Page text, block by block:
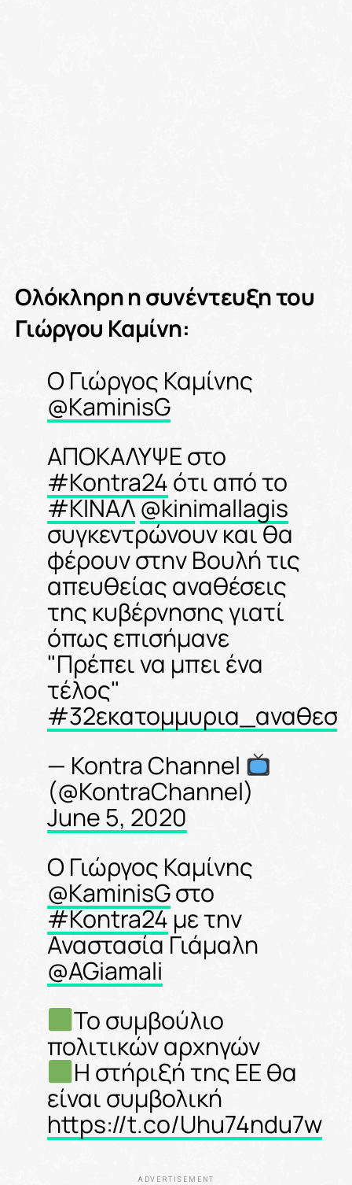
Ολόκληρη η συνέντευξη του
Γιώργου Καμίνη:
Ο Γιώργος Καμίνης
@KaminisG
ΑΠΟΚΑΛΥΨΕ στο
#Kontra24ότι από το
#ΚΙΝΑΛ@kinimallagis
συγκεντρώνουν και θα
φέρουν στην Βουλή τις
απευθείας αναθέσεις
της κυβέρνησης γιατί
όπως επισήμανε
"Πρέπει να μπει ένα
τέλος"
#32εκατομμυρια_αναθεση
— Kontra Channel
(@KontraChannel)
June 5, 2020
Ο Γιώργος Καμίνης
@KaminisGστο
#Kontra24με την
Αναστασία Γιάμαλη
@AGiamali
Το συμβούλιο
πολιτικών αρχηγών
Η στήριξή της ΕΕ θα
είναι συμβολική
https://t.co/Uhu74ndu7w
ADVERTISEMENT